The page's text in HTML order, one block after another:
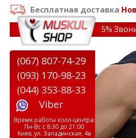
Бесплатная доставка
на тренажеры до 15% Звони! ✔
(067) 807-74-29
(093) 170-98-23
(044) 353-88-33
Viber
Время работы колл-центра:
Пн-Вс с 8:30 до 21:00
Киев, ул. Западинская, 4в